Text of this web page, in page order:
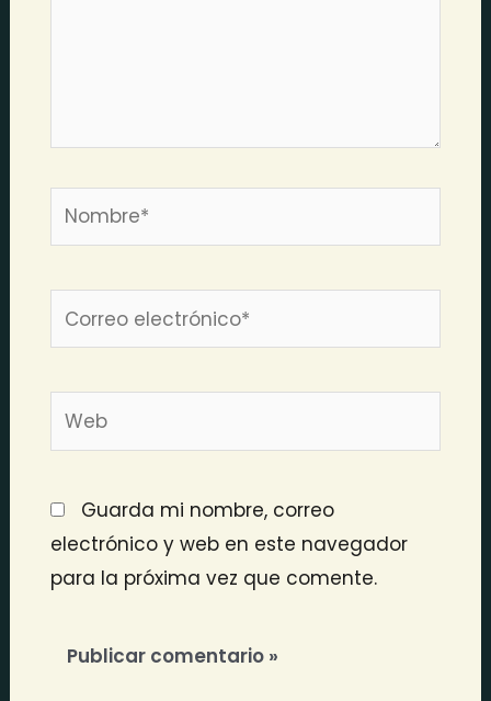
Nombre*
Correo
Web
Guarda mi nombre, correo
electrónico y web en este navegador
para la próxima vez que comente.